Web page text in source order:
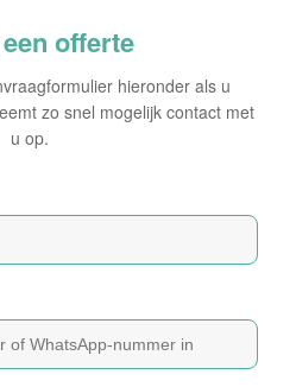
offerte
hieronder als u
zo snel mogelijk contact met
u op.